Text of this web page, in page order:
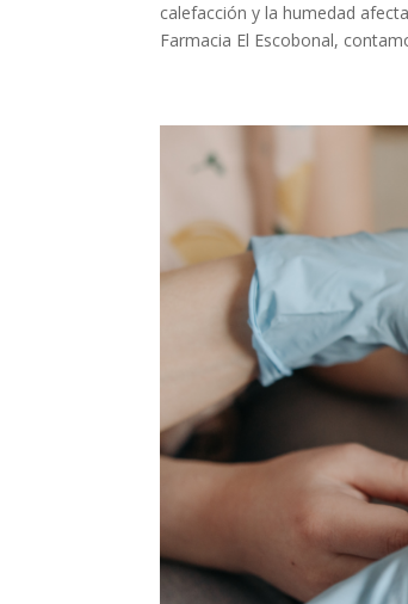
calefacción y la humedad
Farmacia El Escobonal,